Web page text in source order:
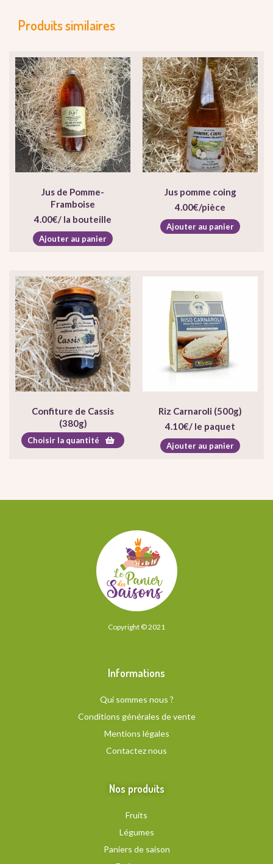
Produits similaires
Jus de Pomme-
Framboise
4.00€/ la bouteille
Ajouter au panier
Jus pomme coing
4.00€/pièce
Ajouter au panier
Confiture de Cassis
(380g)
Choisir la quantité
Riz Carnaroli (500g)
4.10€/ le paquet
Ajouter au panier
Copyright © 2021
Informations
Qui sommes nous ?
Conditions générales de vente
Mentions légales
Contactez nous
Nos produits
Fruits
Légumes
Paniers de saison